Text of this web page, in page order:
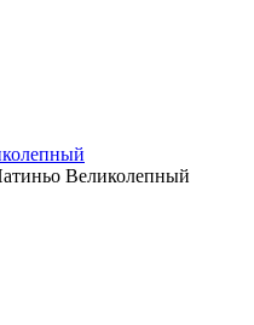
Великолепный